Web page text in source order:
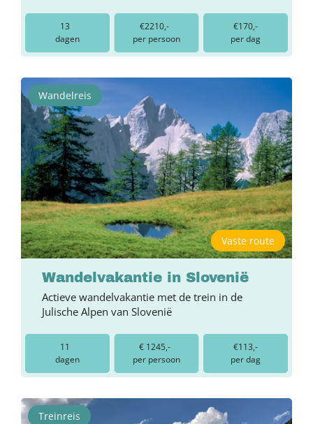
13
dagen
€2210,-
per persoon
€170,-
per dag
Wandelreis
Vaste route
Wandelvakantie in Slovenië
Actieve wandelvakantie met de trein in de
Julische Alpen van Slovenië
11
dagen
€ 1245,-
per persoon
€113,-
per dag
Treinreis